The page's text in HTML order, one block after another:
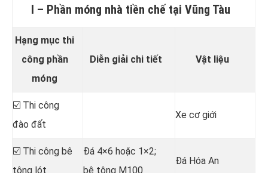
I – Phần móng nhà tiền chế tại Vũng Tàu
Hạng mục thi
công phần
móng
Diễn giải chi tiết Vật liệu
☑️ Thi công
đào đất
Xe cơ giới
☑️ Thi công bê
tông lót
Đá 4×6 hoặc 1×2;
bê tông M100
Đá Hóa An